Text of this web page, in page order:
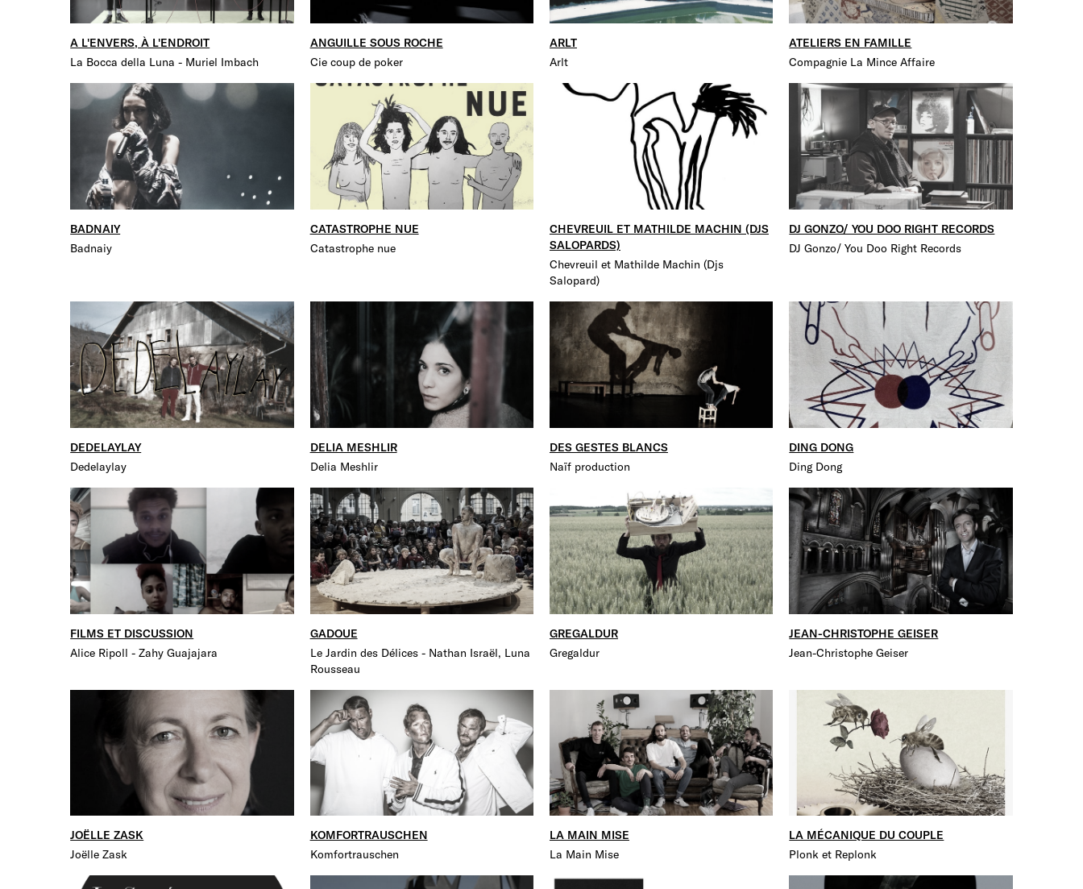
A L'ENVERS, À L'ENDROIT
La Bocca della Luna - Muriel Imbach
ANGUILLE SOUS ROCHE
Cie coup de poker
ARLT
Arlt
ATELIERS EN FAMILLE
Compagnie La Mince Affaire
BADNAIY
Badnaiy
CATASTROPHE NUE
Catastrophe nue
CHEVREUIL ET MATHILDE MACHIN (DJS
SALOPARDS)
Chevreuil et Mathilde Machin (Djs
Salopard)
DJ GONZO/ YOU DOO RIGHT RECORDS
DJ Gonzo/ You Doo Right Records
DEDELAYLAY
Dedelaylay
DELIA MESHLIR
Delia Meshlir
DES GESTES BLANCS
Naïf production
DING DONG
Ding Dong
FILMS ET DISCUSSION
Alice Ripoll - Zahy Guajajara
GADOUE
Le Jardin des Délices - Nathan Israël, Luna
Rousseau
GREGALDUR
Gregaldur
JEAN-CHRISTOPHE GEISER
Jean-Christophe Geiser
JOËLLE ZASK
Joëlle Zask
KOMFORTRAUSCHEN
Komfortrauschen
LA MAIN MISE
La Main Mise
LA MÉCANIQUE DU COUPLE
Plonk et Replonk